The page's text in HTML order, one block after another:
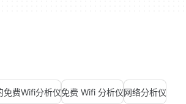
免费Wifi分析仪免费 Wifi 分析仪网络分析仪